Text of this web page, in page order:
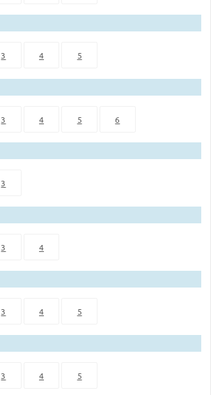
3 4 5
3 4 5 6
3
3 4
3 4 5
3 4 5